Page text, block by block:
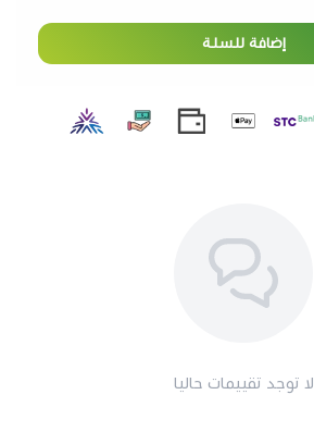
إضافة للسلة
لا توجد تقييمات حاليا